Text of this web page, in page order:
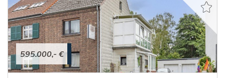
595.000,- €